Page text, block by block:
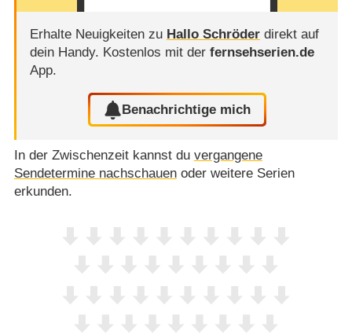
Erhalte Neuigkeiten zu Hallo Schröderdirekt auf
dein Handy. Kostenlos mit der fernsehserien.de
App.
Benachrichtige mich
In der Zwischenzeit kannst du vergangene
Sendetermine nachschauenoder weitere Serien
erkunden.